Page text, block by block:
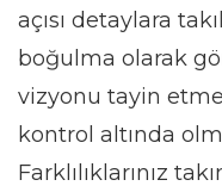
açısı detaylara
boğulma olarak
vizyonu tayin
kontrol altında
Farklılıklarınız